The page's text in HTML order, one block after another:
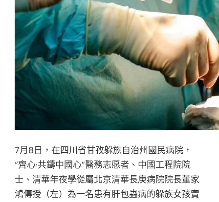
7月8日，在四川省甘孜躲族自治州國民病院，
“齊心·共鑄中國心”醫務志愿者、中國工程院院
士、清華年夜學從屬北京清華長庚病院院長董家
鴻傳授（左）為一名患有肝包蟲病的躲族女孩實